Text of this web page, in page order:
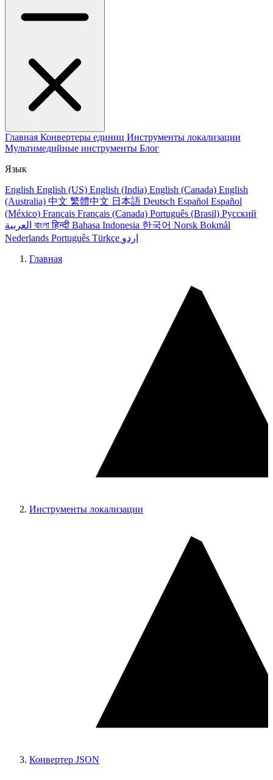
Главная Конвертеры единиц Инструменты локализации
Мультимедийные инструменты Блог
Язык
English English (US) English (India) English (Canada) English
(Australia) 中文 繁體中文 日本語 Deutsch Español Español
(México) Français Français (Canada) Português (Brasil) Русский
বাংলাहिन्दी Bahasa Indonesia 한국어 Norsk Bokmål
Nederlands Português Türkçe اردو
Главная
Инструменты локализации
Конвертер JSON